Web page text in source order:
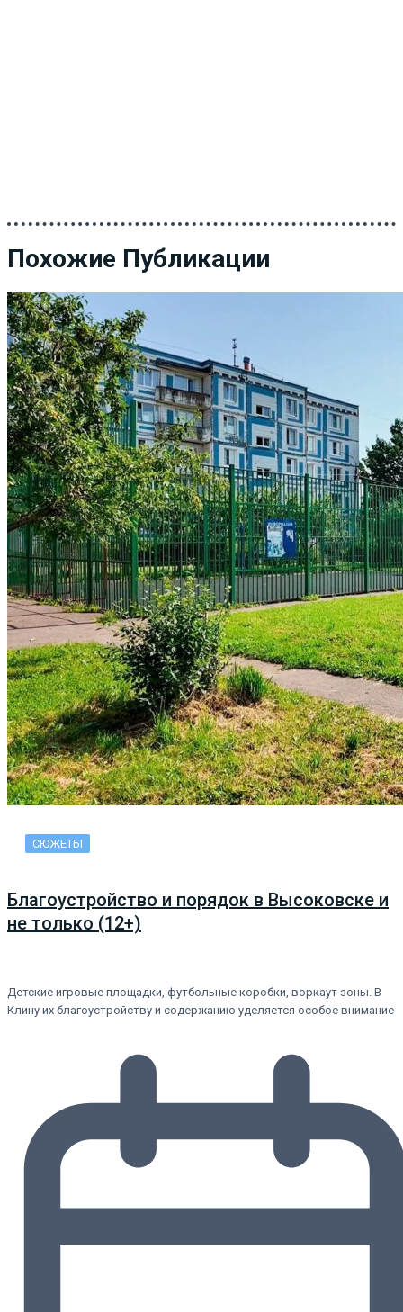
Похожие Публикации
СЮЖЕТЫ
Благоустройство и порядок в Высоковске и
не только (12+)
Детские игровые площадки, футбольные коробки, воркаут зоны. В
Клину их благоустройству и содержанию уделяется особое внимание